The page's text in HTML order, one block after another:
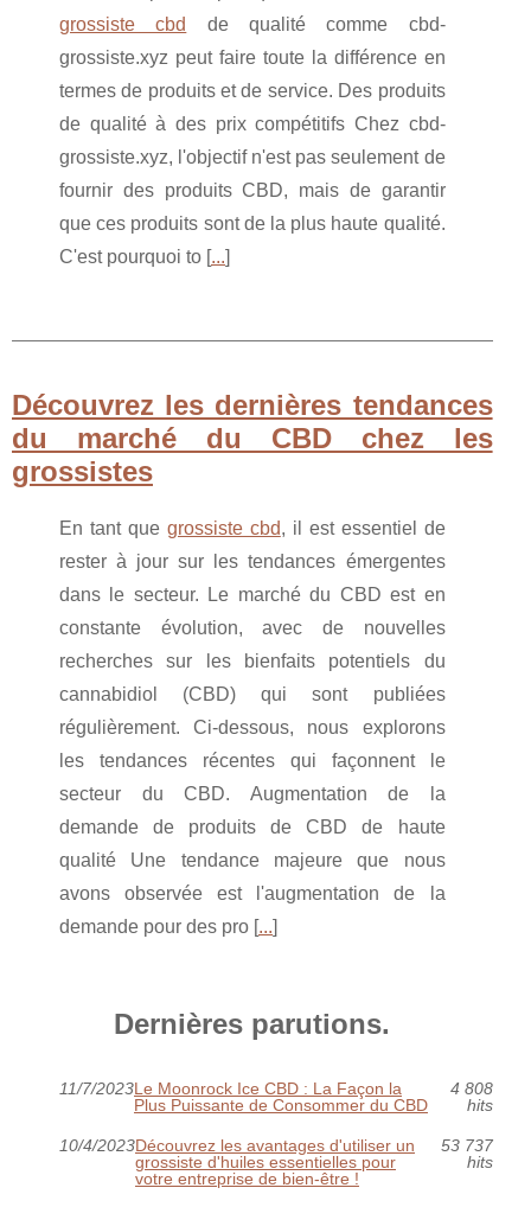
grossiste cbd
de qualité comme cbd-
grossiste.xyz peut faire toute la différence en
termes de produits et de service. Des produits
de qualité à des prix compétitifs Chez cbd-
grossiste.xyz, l'objectif n'est pas seulement de
fournir des produits CBD, mais de garantir
que ces produits sont de la plus haute qualité.
C'est pourquoi to [...]
Découvrez les dernières tendances
du marché du CBD chez les
grossistes
En tant que grossiste cbd, il est essentiel de
rester à jour sur les tendances émergentes
dans le secteur. Le marché du CBD est en
constante évolution, avec de nouvelles
recherches sur les bienfaits potentiels du
cannabidiol (CBD) qui sont publiées
régulièrement. Ci-dessous, nous explorons
les tendances récentes qui façonnent le
secteur du CBD. Augmentation de la
demande de produits de CBD de haute
qualité Une tendance majeure que nous
avons observée est l'augmentation de la
demande pour des pro [...]
Dernières parutions.
11/7/2023Le Moonrock Ice CBD : La Façon la
Plus Puissante de Consommer du CBD
4 808
hits
10/4/2023Découvrez les avantages d'utiliser un
grossiste d'huiles essentielles pour
votre entreprise de bien-être !
53 737
hits